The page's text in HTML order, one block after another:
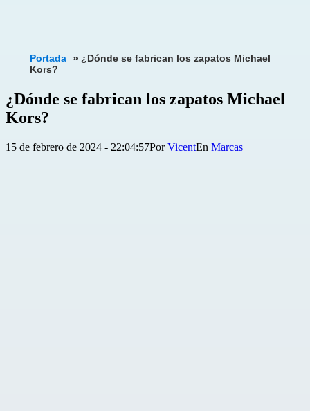
Portada » ¿Dónde se fabrican los zapatos Michael
Kors?
¿Dónde se fabrican los zapatos Michael
Kors?
Publicada
15 de febrero de 2024 - 22:04:57PorVicent
Categorizado
Marcas